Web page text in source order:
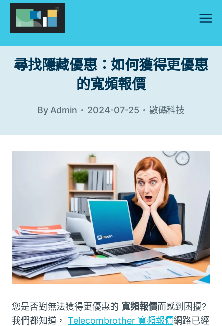
Skip
content
尋找隱藏優惠：如何獲得更優惠
的寬頻報價
By Admin 2024-07-25 數碼科技
您是否對無法獲得更優惠的 寬頻報價而感到困擾?
我們都知道， Telecombrother 寬頻報價網路已經